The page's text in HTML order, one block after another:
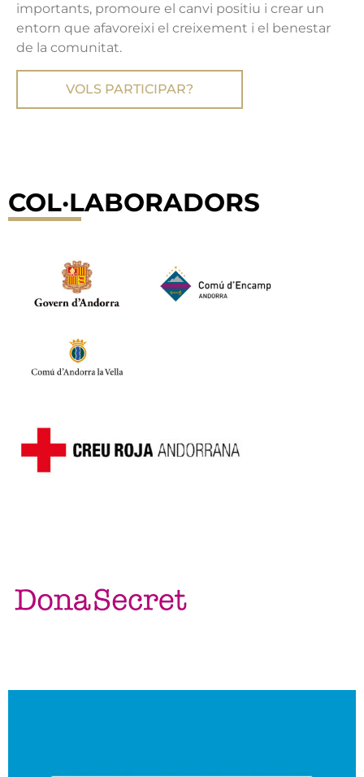
importants, promoure el canvi positiu i crear un
entorn que afavoreixi el creixement i el benestar
de la comunitat.
VOLS PARTICIPAR?
COL·LABORADORS